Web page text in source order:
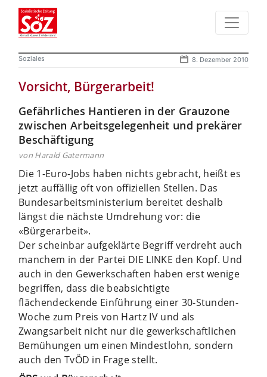
Soziales 8. Dezember 2010
Vorsicht, Bürgerarbeit!
Gefährliches Hantieren in der Grauzone
zwischen Arbeitsgelegenheit und prekärer
Beschäftigung
von Harald Gatermann
Die 1-Euro-Jobs haben nichts gebracht, heißt es
jetzt auffällig oft von offiziellen Stellen. Das
Bundesarbeitsministerium bereitet deshalb
längst die nächste Umdrehung vor: die
«Bürgerarbeit».
Der scheinbar aufgeklärte Begriff verdreht auch
manchem in der Partei DIE LINKE den Kopf. Und
auch in den Gewerkschaften haben erst wenige
begriffen, dass die beabsichtigte
flächendeckende Einführung einer 30-Stunden-
Woche zum Preis von Hartz IV und als
Zwangsarbeit nicht nur die gewerkschaftlichen
Bemühungen um einen Mindestlohn, sondern
auch den TvÖD in Frage stellt.